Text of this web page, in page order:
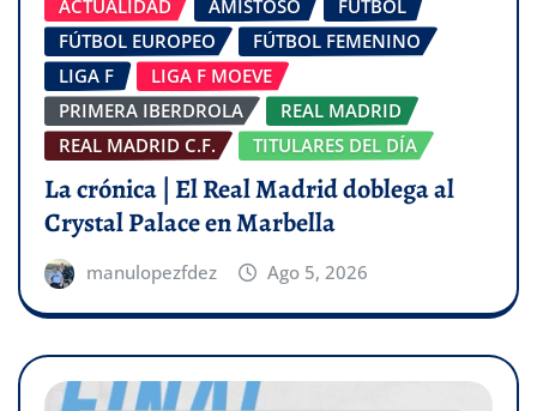
ACTUALIDAD AMISTOSO
FÚTBOL
FÚTBOL EUROPEO
FÚTBOL FEMENINO
LIGA F
LIGA F MOEVE
PRIMERA IBERDROLA
REAL MADRID
REAL MADRID C.F.
TITULARES DEL DÍA
La crónica | El Real Madrid doblega al
Crystal Palace en Marbella
manulopezfdez Ago 5, 2026